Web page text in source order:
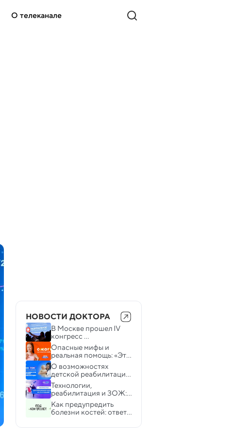
О телеканале
НОВОСТИ ДОКТОРА
В Москве прошел IV
конгресс
«Национальное
здравоохранение»
Опасные мифы и
реальная помощь: «Это
лечится. Ожоги» на
телеканале «Доктор»
О возможностях
детской реабилитации
расскажет «Доктор»
Технологии,
реабилитация и ЗОЖ:
телеканал «Доктор»
расскажет, как центр
Рошаля лечит детей
Как предупредить
болезни костей: ответы
проекта  «Под